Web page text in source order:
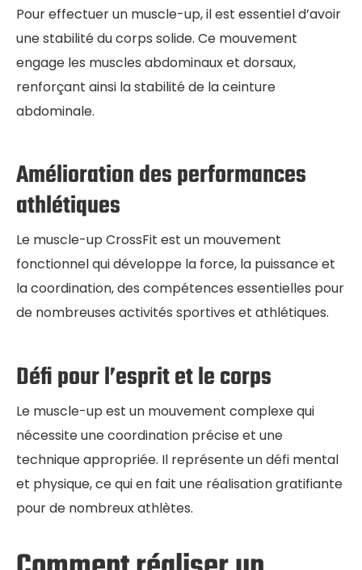
Pour effectuer un muscle-up, il est essentiel d’avoir
une stabilité du corps solide. Ce mouvement
engage les muscles abdominaux et dorsaux,
renforçant ainsi la stabilité de la ceinture
abdominale.
Amélioration des performances
athlétiques
Le muscle-up CrossFit est un mouvement
fonctionnel qui développe la force, la puissance et
la coordination, des compétences essentielles pour
de nombreuses activités sportives et athlétiques.
Défi pour l’esprit et le corps
Le muscle-up est un mouvement complexe qui
nécessite une coordination précise et une
technique appropriée. Il représente un défi mental
et physique, ce qui en fait une réalisation gratifiante
pour de nombreux athlètes.